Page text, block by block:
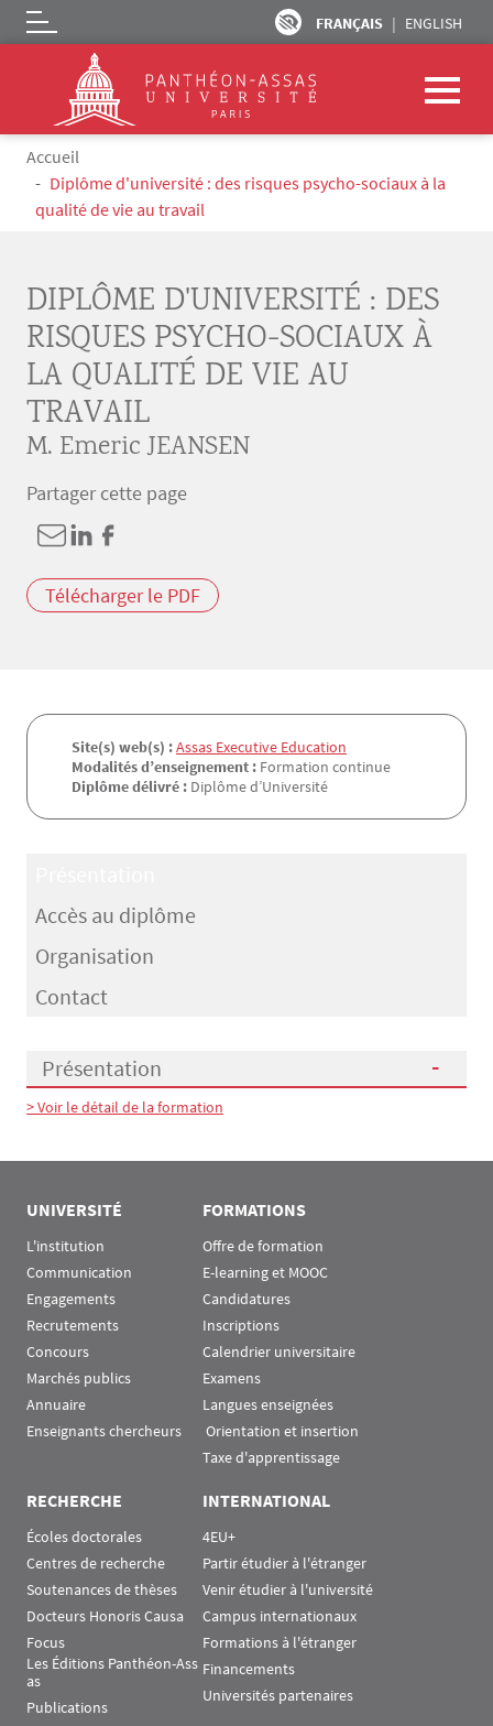
Aller au contenu principal
FRANÇAIS ENGLISH
Logo
Fil d'Ariane
Accueil
Diplôme d'université : des risques psycho-sociaux à la
qualité de vie au travail
DIPLÔME D'UNIVERSITÉ : DES
RISQUES PSYCHO-SOCIAUX À
LA QUALITÉ DE VIE AU
TRAVAIL
M. Emeric JEANSEN
Partager cette page
Télécharger le PDF
Site(s) web(s) :Assas Executive Education
Modalités d’enseignement : Formation continue
Diplôme délivré : Diplôme d’Université
Accès au diplôme
Organisation
Contact
Présentation
Présentation
> Voir le détail de la formation
UNIVERSITÉ
L'institution
Communication
Engagements
Recrutements
Concours
Marchés publics
Annuaire
Enseignants chercheurs
FORMATIONS
Offre de formation
E-learning et MOOC
Candidatures
Inscriptions
Calendrier universitaire
Examens
Langues enseignées
Orientation et insertion
Taxe d'apprentissage
RECHERCHE
Écoles doctorales
Centres de recherche
Soutenances de thèses
Docteurs Honoris Causa
Focus
Les Éditions Panthéon-Ass
as
Publications
INTERNATIONAL
4EU+
Partir étudier à l'étranger
Venir étudier à l'université
Campus internationaux
Formations à l'étranger
Financements
Universités partenaires